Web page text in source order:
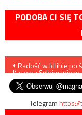
PODOBA CI SIĘ
Nawigacja
wpisu
Radość w Idlibie po
Kasema Sulejmaniego
Telegram